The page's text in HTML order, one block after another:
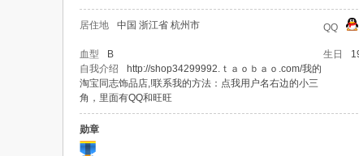
居住地 中国 浙江省 杭州市 QQ
血型
B 生日
自我介绍
http://shop34299992.ｔａｏｂａｏ.com/我的
淘宝同志饰品店,!联系我的方法：点我用户名右边的小三
角，里面有QQ和旺旺
勋章